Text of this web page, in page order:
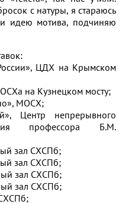
с натуры, я стараюсь
и идею мотива, подчиняю
ЦДХ на Крымском
на Кузнецком мосту;
МОСХ;
Центр непрерывного
профессора Б.М.
зал СХСПб;
зал СХСПб;
зал СХСПб;
зал СХСПб;